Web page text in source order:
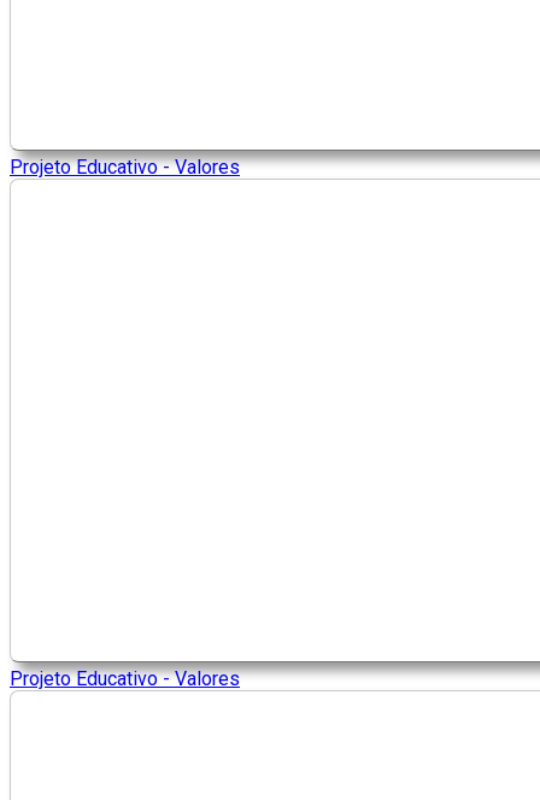
Projeto Educativo - Valores
Projeto Educativo - Valores